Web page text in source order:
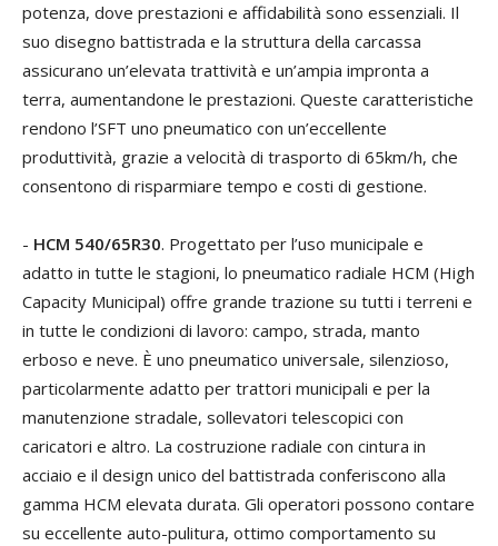
potenza, dove prestazioni e affidabilità sono essenziali. Il
suo disegno battistrada e la struttura della carcassa
assicurano un’elevata trattività e un’ampia impronta a
terra, aumentandone le prestazioni. Queste caratteristiche
rendono l’SFT uno pneumatico con un’eccellente
produttività, grazie a velocità di trasporto di 65km/h, che
consentono di risparmiare tempo e costi di gestione.
- HCM 540/65R30. Progettato per l’uso municipale e
adatto in tutte le stagioni, lo pneumatico radiale HCM (High
Capacity Municipal) offre grande trazione su tutti i terreni e
in tutte le condizioni di lavoro: campo, strada, manto
erboso e neve. È uno pneumatico universale, silenzioso,
particolarmente adatto per trattori municipali e per la
manutenzione stradale, sollevatori telescopici con
caricatori e altro. La costruzione radiale con cintura in
acciaio e il design unico del battistrada conferiscono alla
gamma HCM elevata durata. Gli operatori possono contare
su eccellente auto-pulitura, ottimo comportamento su